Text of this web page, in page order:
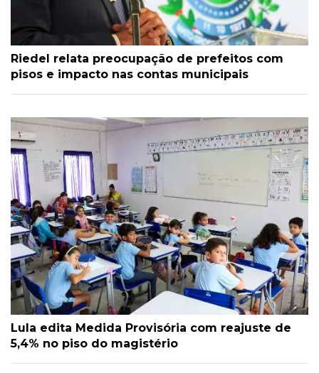
Riedel relata preocupação de prefeitos com
pisos e impacto nas contas municipais
Lula edita Medida Provisória com reajuste de
5,4% no piso do magistério